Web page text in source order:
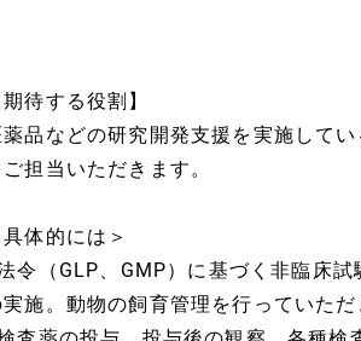
待する役割】
品などの研究開発支援を実施して
担当いただきます。
体的には＞
令（GLP、GMP）に基づく非臨床
施。動物の飼育管理を行っていただ